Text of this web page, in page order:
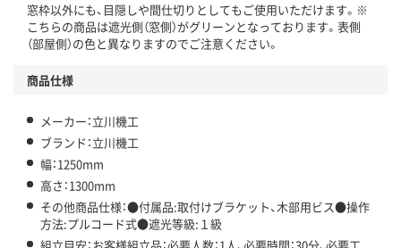
窓枠以外にも、目隠しや間仕切りとしてもご使用いただけます。※
こちらの商品は遮光側（窓側）がグリーンとなっております。表側
（部屋側）の色と異なりますのでご注意ください。
商品仕様
メーカー：立川機工
ブランド：立川機工
幅：1250mm
高さ：1300mm
その他商品仕様：●付属品:取付けブラケット、木部用ビス●操作
方法:プルコード式●遮光等級:１級